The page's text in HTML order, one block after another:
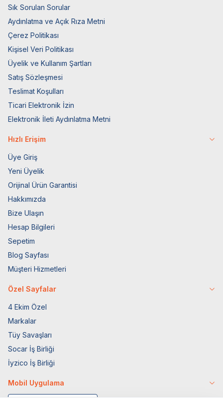
Sık Sorulan Sorular
Aydınlatma ve Açık Rıza Metni
Çerez Politikası
Kişisel Veri Politikası
Üyelik ve Kullanım Şartları
Satış Sözleşmesi
Teslimat Koşulları
Ticari Elektronik İzin
Elektronik İleti Aydınlatma Metni
Hızlı Erişim
Üye Giriş
Yeni Üyelik
Orijinal Ürün Garantisi
Hakkımızda
Bize Ulaşın
Hesap Bilgileri
Sepetim
Blog Sayfası
Müşteri Hizmetleri
Özel Sayfalar
4 Ekim Özel
Markalar
Tüy Savaşları
Socar İş Birliği
İyzico İş Birliği
Mobil Uygulama